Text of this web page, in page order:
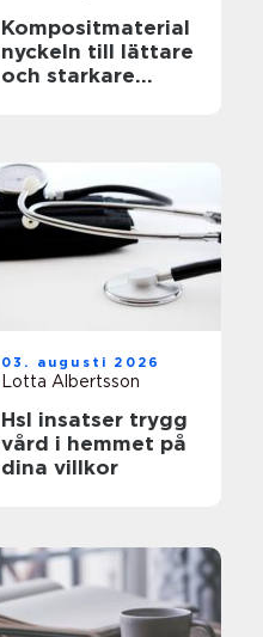
Kompositmaterial
nyckeln till lättare
och starkare
03. augusti 2026
Lotta Albertsson
Hsl insatser trygg
vård i hemmet på
dina villkor